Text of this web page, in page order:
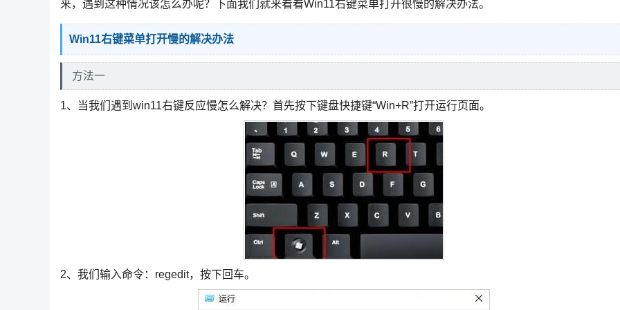
来，遇到这种情况该怎么办呢？下面我们就来看看Win11右键菜单打开很慢的解决办法。
Win11右键菜单打开慢的解决办法
方法一
1、当我们遇到win11右键反应慢怎么解决？首先按下键盘快捷键“Win+R”打开运行页面。
2、我们输入命令：regedit，按下回车。